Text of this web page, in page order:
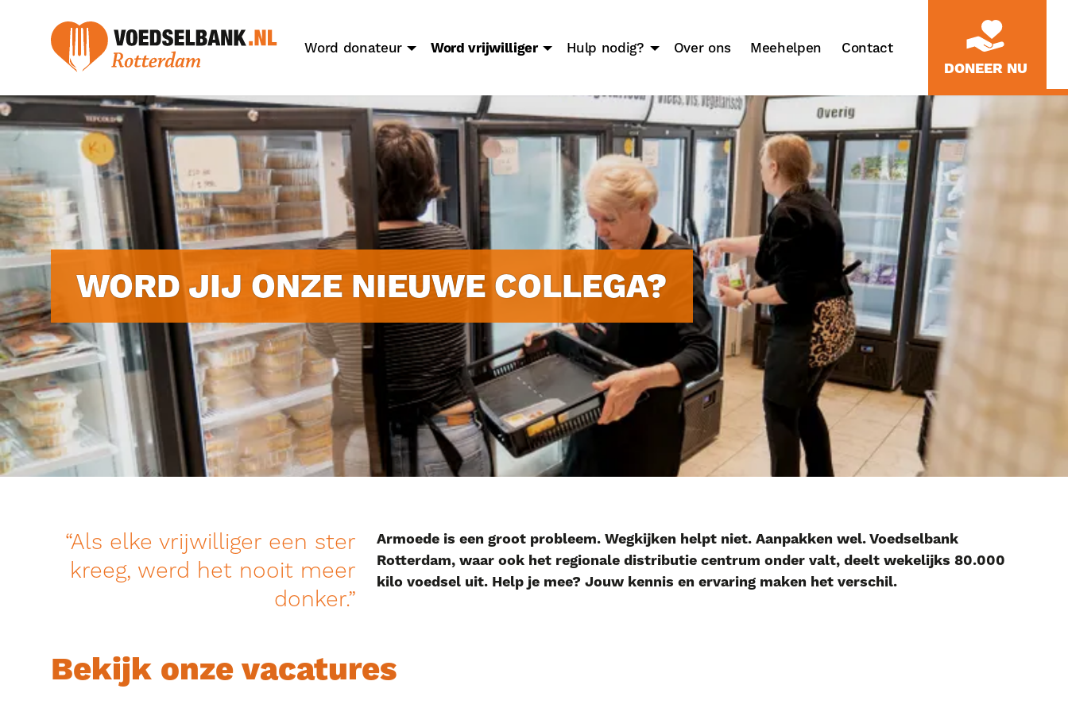
DONEER NU
Word donateur Word vrijwilliger Hulp nodig? Over ons Meehelpen Contact
WORD JIJ ONZE NIEUWE COLLEGA?
Als elke vrijwilliger een ster
kreeg, werd het nooit meer
donker.
Armoede is een groot probleem. Wegkijken helpt niet. Aanpakken wel. Voedselbank
Rotterdam, waar ook het regionale distributie centrum onder valt, deelt wekelijks 80.000
kilo voedsel uit. Help je mee? Jouw kennis en ervaring maken het verschil.
Bekijk onze vacatures